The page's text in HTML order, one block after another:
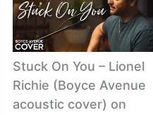
Stuck On You – Lionel
Richie (Boyce Avenue
acoustic cover) on